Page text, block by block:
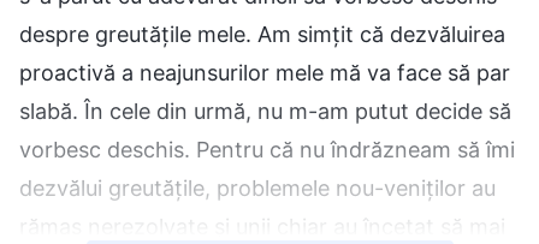
despre greutățile mele. Am simțit că dezvăluirea
proactivă a neajunsurilor mele mă va face să par
slabă. În cele din urmă, nu m-am putut decide să
vorbesc deschis. Pentru că nu îndrăzneam să îmi
dezvălui greutățile, problemele nou-veniților au
rămas nerezolvate și unii chiar au încetat să mai